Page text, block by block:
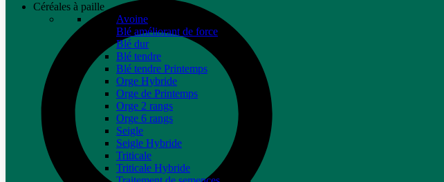
Céréales à paille
Avoine
Blé améliorant de force
Blé dur
Blé tendre
Blé tendre Printemps
Orge Hybride
Orge de Printemps
Orge 2 rangs
Orge 6 rangs
Seigle
Seigle Hybride
Triticale
Triticale Hybride